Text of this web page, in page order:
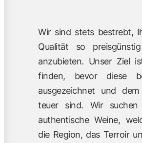
Wir sind stets bestrebt,
Qualität so
anzubieten. Unser Ziel
finden, bevor diese
ausgezeichnet und
teuer sind. Wir
authentische Weine,
die Region, das Terroir